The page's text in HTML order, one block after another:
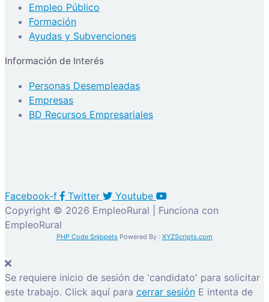
Empleo Público
Formación
Ayudas y Subvenciones
Información de Interés
Personas Desempleadas
Empresas
BD Recursos Empresariales
Facebook-f Twitter
Youtube
Copyright © 2026 EmpleoRural | Funciona con
EmpleoRural
PHP Code Snippets Powered By : XYZScripts.com
Se requiere inicio de sesión de 'candidato' para solicitar
este trabajo. Click aquí para cerrar sesión E intenta de